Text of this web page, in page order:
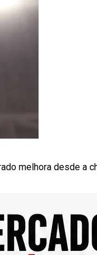
melhora desde a